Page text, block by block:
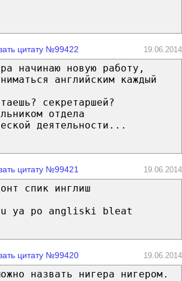
цитату №99422 19.06.2014
начинаю новую работу,
английским каждый
секретаршей?
отдела
деятельности...
цитату №99421 19.06.2014
спик инглиш
ya po angliski bleat
цитату №99420 19.06.2014
назвать нигера нигером.